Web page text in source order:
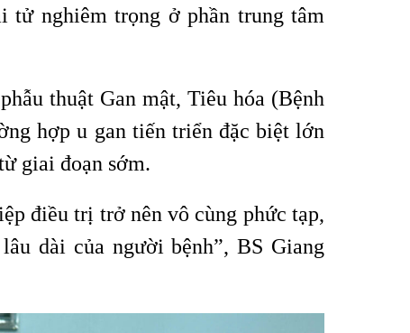
nghiêm trọng ở phần trung tâm
thuật Gan mật, Tiêu hóa (Bệnh
hợp u gan tiến triển đặc biệt lớn
giai đoạn sớm.
điều trị trở nên vô cùng phức tạp,
dài của người bệnh”, BS Giang